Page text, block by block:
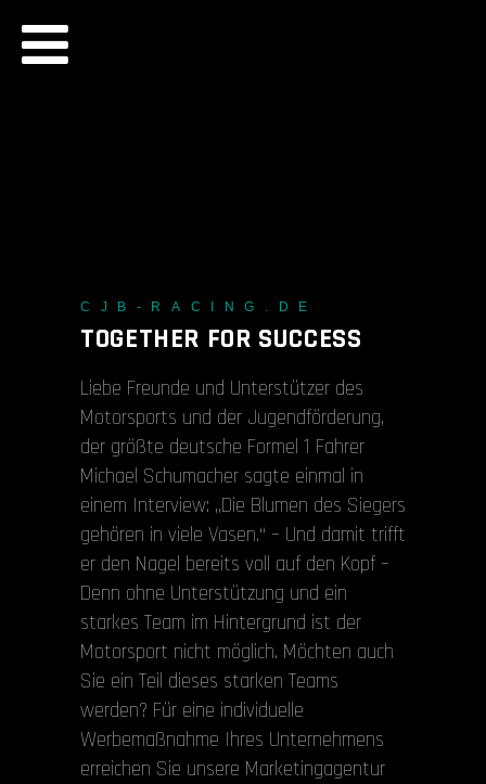
CJB-RACING.DE
TOGETHER FOR SUCCESS
Liebe Freunde und Unterstützer des
Motorsports und der Jugendförderung,
der größte deutsche Formel 1 Fahrer
Michael Schumacher sagte einmal in
einem Interview: „Die Blumen des Siegers
gehören in viele Vasen.“ – Und damit trifft
er den Nagel bereits voll auf den Kopf –
Denn ohne Unterstützung und ein
starkes Team im Hintergrund ist der
Motorsport nicht möglich. Möchten auch
Sie ein Teil dieses starken Teams
werden? Für eine individuelle
Werbemaßnahme Ihres Unternehmens
erreichen Sie unsere Marketingagentur